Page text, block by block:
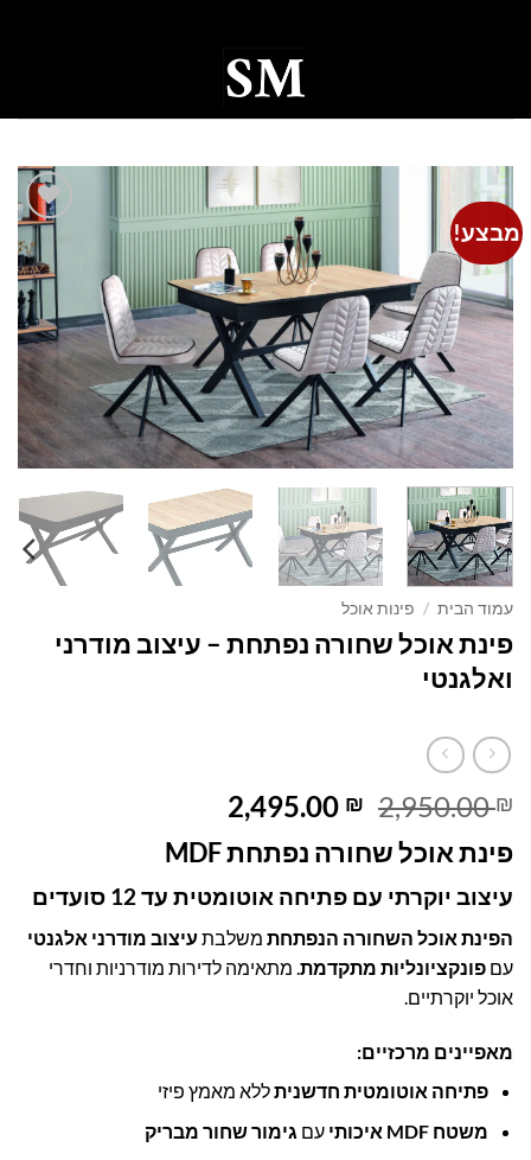
מבצע!
Add to
wishlist
עמוד הבית / פינות אוכל
פינת אוכל שחורה נפתחת – עיצוב מודרני
ואלגנטי
2,950.00₪
המחיר
היה:
2,950.00 ₪.
2,495.00 ₪
הנוכחי
הוא:
2,495.00 ₪.
פינת אוכל שחורה נפתחת MDF
עיצוב יוקרתי עם פתיחה אוטומטית עד 12 סועדים
הפינת אוכל השחורה הנפתחת משלבת עיצוב מודרני אלגנטי
עם פונקציונליות מתקדמת. מתאימה לדירות מודרניות וחדרי
אוכל יוקרתיים.
מאפיינים מרכזיים:
פתיחה אוטומטית חדשניתללא מאמץ פיזי
משטח MDF איכותי
עם גימור שחור מבריק